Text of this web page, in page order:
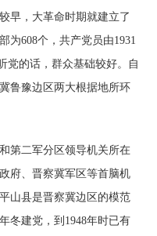
早，大革命时期就建立了
为608个，共产党员由1931
党的话，群众基础较好。自
鲁豫边区两大根据地所环
第二军分区领导机关所在
府、晋察冀军区等首脑机
山县是晋察冀边区的模范
冬建党，到1948年时已有